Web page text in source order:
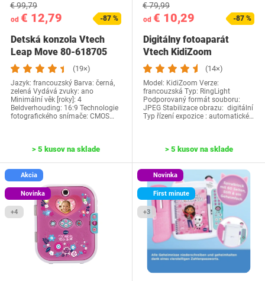
od € 12,79
€ 99,79
-87 %
Detská konzola Vtech
Leap Move 80-618705
(19×)
Jazyk: francouzský Barva: černá,
zelená Vydává zvuky: ano
Minimální věk [roky]: 4
Beldverhouding: 16:9 Technologie
fotografického snímače: CMOS…
> 5 kusov na sklade
od € 10,29
€ 79,99
-87 %
Digitálny fotoaparát
Vtech KidiZoom
(14×)
Model: KidiZoom Verze:
francouzská Typ: RingLight
Podporovaný formát souboru:
JPEG Stabilizace obrazu: digitální
Typ řízení expozice : automatické…
> 5 kusov na sklade
Akcia
Novinka
+4
Novinka
First minute
+3